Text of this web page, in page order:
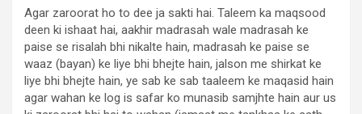
Agar zaroorat ho to dee ja sakti hai. Taleem ka maqsood
deen ki ishaat hai, aakhir madrasah wale madrasah ke
paise se risalah bhi nikalte hain, madrasah ke paise se
waaz (bayan) ke liye bhi bhejte hain, jalson me shirkat ke
liye bhi bhejte hain, ye sab ke sab taaleem ke maqasid hain
agar wahan ke log is safar ko munasib samjhte hain aur us